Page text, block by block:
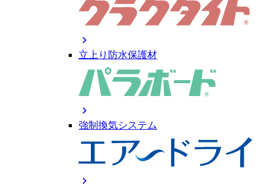
chevron_right
立上り防水保護材
chevron_right
強制換気システム
chevron_right